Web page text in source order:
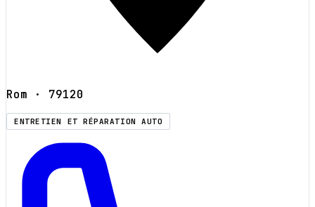
Rom · 79120
ENTRETIEN ET RÉPARATION AUTO